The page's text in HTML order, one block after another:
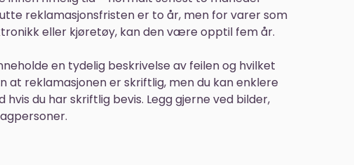
reklamasjonsfristen er to år, men for varer som
eller kjøretøy, kan den være opptil fem år.
en tydelig beskrivelse av feilen og hvilket
at reklamasjonen er skriftlig, men du kan enklere
du har skriftlig bevis. Legg gjerne ved bilder,